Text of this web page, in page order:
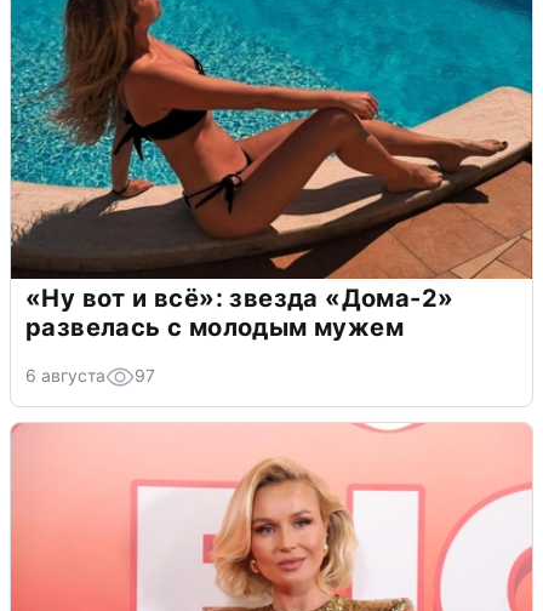
«Ну вот и всё»: звезда «Дома-2»
развелась с молодым мужем
6 августа 97